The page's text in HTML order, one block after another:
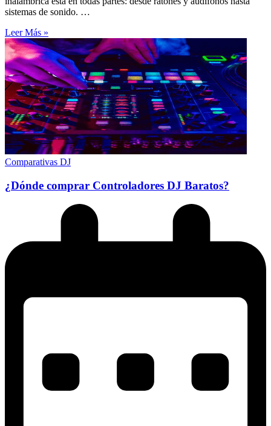
sistemas de sonido. …
Leer Más »
Comparativas DJ
¿Dónde comprar Controladores DJ Baratos?